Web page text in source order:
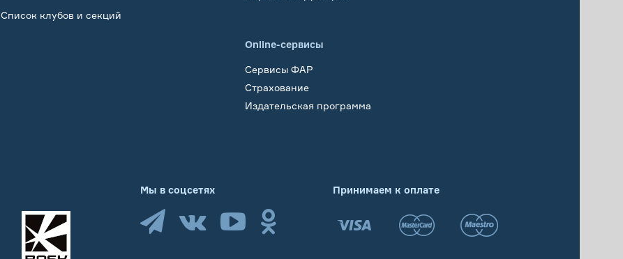
Список клубов и секций
Online-сервисы
Сервисы ФАР
Страхование
Издательская программа
Принимаем к оплате
Мы в соцсетях